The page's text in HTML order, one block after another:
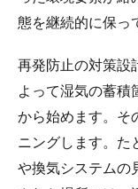
態を継続的に保っ
再発防止の対策設
よって湿気の蓄積
から始めます。そ
ニングします。た
や換気システムの